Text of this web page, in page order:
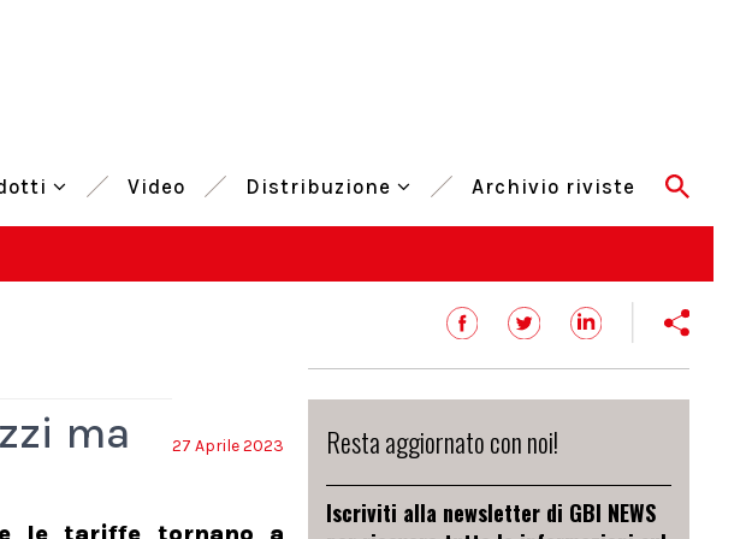
Video Distribuzione Archivio riviste
27 Aprile 2023
ma
Resta aggiornato con noi!
Iscriviti alla newsletter di GBI NEWS